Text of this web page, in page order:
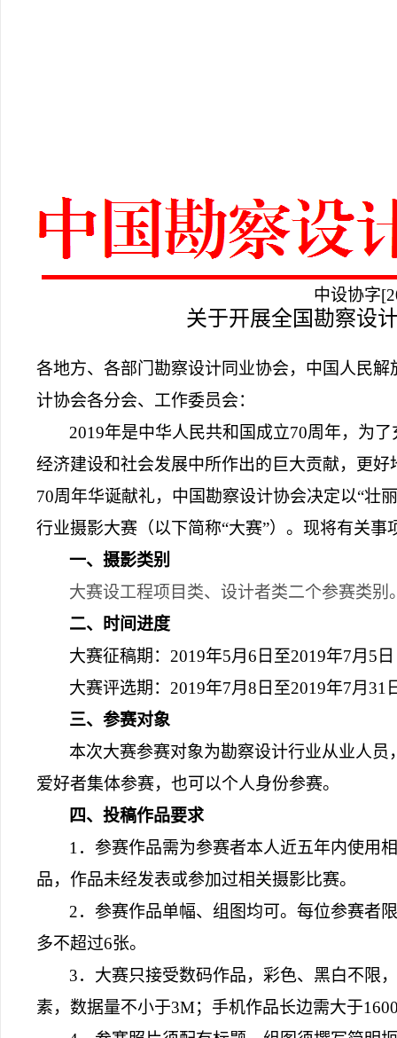
中设协字
关于开展全国勘察设
各地方、各部门勘察设计同业协会，中国人民
计协会各分会、工作委员会：
2019年是中华人民共和国成立70周年，为
经济建设和社会发展中所作出的巨大贡献，更
70周年华诞献礼，中国勘察设计协会决定以“壮丽
行业摄影大赛（以下简称“大赛”）。现将有关事
一、摄影类别
大赛设工程项目类、设计者类二个参赛类别
二、时间进度
大赛征稿期： 2019年5月6 日至2019年7月 5 日
大赛评选期： 2019年7月8 日至2019年7月 31
三、参赛对象
本次大赛参赛对象为勘察设计行业从业人
爱好者集体参赛，也可以个人身份参赛。
四、投稿作品要求
1 ．参赛作品需为参赛者本人近五年内使用
品，作品未经发表或参加过相关摄影比赛。
2．参赛作品单幅、组图均可。每位参赛者
多不超过6张。
3．大赛只接受数码作品，彩色、黑白不限
素，数据量不小于3M；手机作品长边需大于